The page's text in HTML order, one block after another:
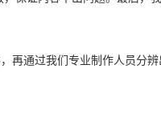
通过我们专业制作人员分